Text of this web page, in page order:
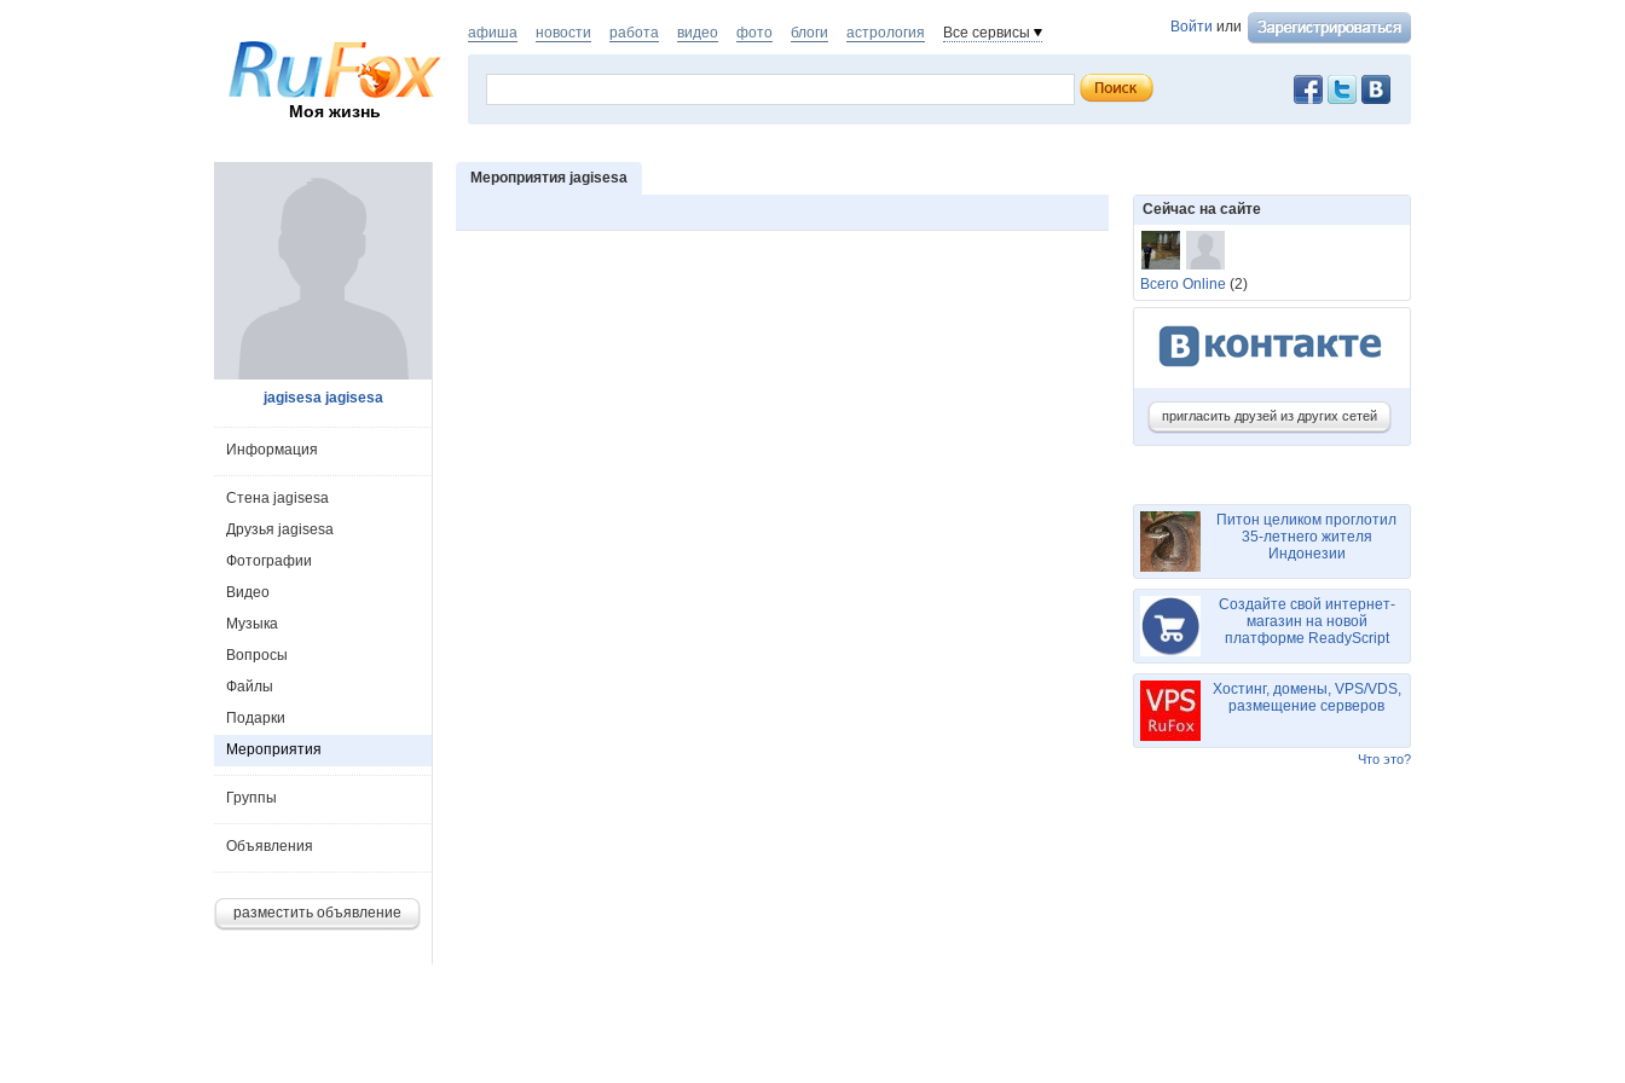
Моя жизнь
Войти или
афиша новости работа видео фото блоги астрология Все сервисы
Мероприятия jagisesa
jagisesa jagisesa
Информация
Стена jagisesa
Друзья jagisesa
Фотографии
Видео
Музыка
Вопросы
Файлы
Подарки
Мероприятия
Группы
Объявления
разместить объявление
Сейчас на сайте
Всего Online (2)
пригласить друзей из других сетей
Питон целиком проглотил
35-летнего жителя
Индонезии
Создайте свой интернет-
магазин на новой
платформе ReadyScript
Хостинг, домены, VPS/VDS,
размещение серверов
Что это?